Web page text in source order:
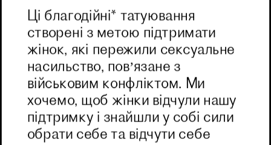
Ці благодійні* татуювання
створені з метою підтримати
жінок, які пережили сексуальне
насильство, повʼязане з
військовим конфліктом. Ми
хочемо, щоб жінки відчули нашу
підтримку і знайшли у собі сили
обрати себе та відчути себе